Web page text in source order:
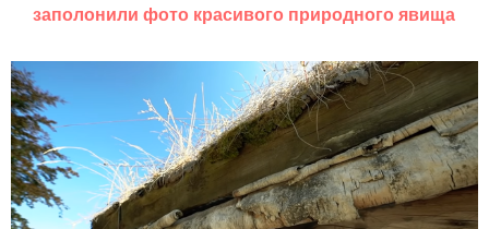
заполонили фото красивого природного явища